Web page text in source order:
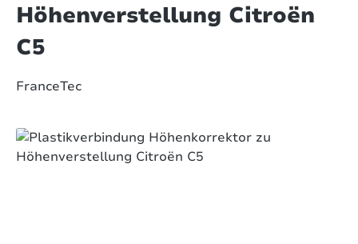
Höhenverstellung Citroën
C5
FranceTec
Bildergalerie überspringen